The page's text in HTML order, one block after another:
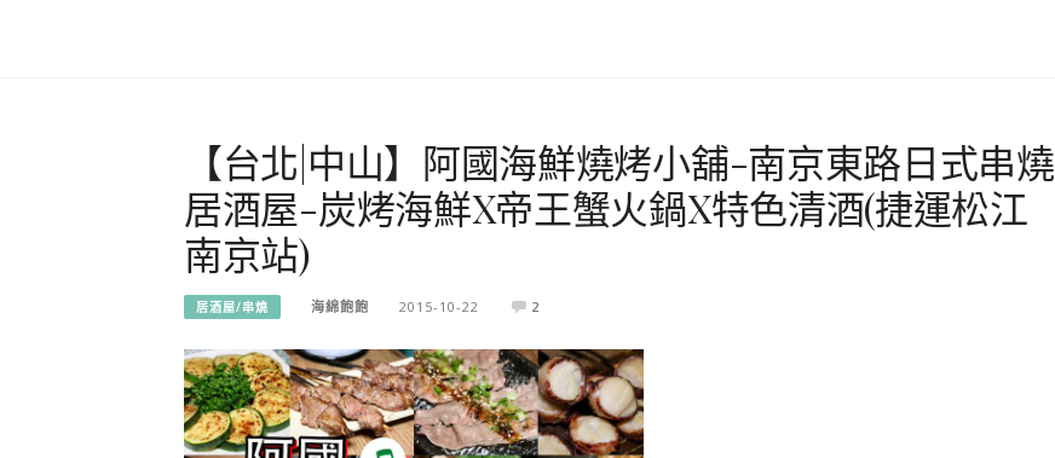
【台北|中山】阿國海鮮燒烤小舖-南京東路日式串燒
居酒屋-炭烤海鮮X帝王蟹火鍋X特色清酒(捷運松江
南京站)
居酒屋/串燒 海綿飽飽 2015-10-22 2